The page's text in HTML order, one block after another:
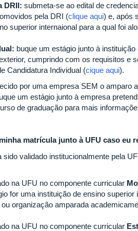
DRII: submeta-se ao edital de
pela DRI (clique aqui) e, após
superior internaional para a qual foi
buque um estágio junto à
cumprindo com os requisitos e
Candidatura Individual (cique aqui).
por uma empresa SEM o amparo
um estágio junto à empresa
de graduação para mais
matrícula junto à UFU caso eu
validado institucionalmente pela
na UFU no componente curricular
for uma instituição de ensino
organização amparada
na UFU no componente curricular